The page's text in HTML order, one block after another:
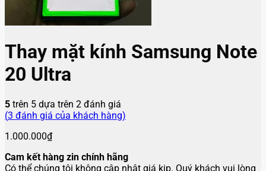
Thay mặt kính Samsung Note
20 Ultra
5 trên 5 dựa trên 2 đánh giá
(3 đánh giá của khách hàng)
1.000.000₫
Cam kết hàng zin chính hãng
Có thể chúng tôi không cập nhật giá kịp. Quý khách vui lòng